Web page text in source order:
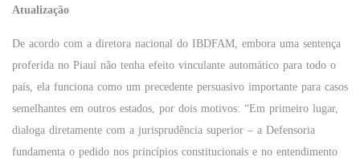
Atualização
De acordo com a diretora nacional do IBDFAM, embora uma sentença
proferida no Piauí não tenha efeito vinculante automático para todo o
país, ela funciona como um precedente persuasivo importante para casos
semelhantes em outros estados, por dois motivos: “Em primeiro lugar,
dialoga diretamente com a jurisprudência superior – a Defensoria
fundamenta o pedido nos princípios constitucionais e no entendimento